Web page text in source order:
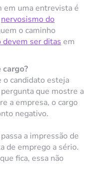
em uma entrevista é
nervosismo do
o caminho
devem ser ditas em
cargo?
candidato esteja
que mostre a
a empresa, o cargo
negativo.
a impressão de
de emprego a sério.
fica, essa não